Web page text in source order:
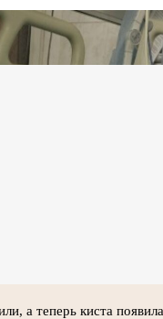
а теперь киста